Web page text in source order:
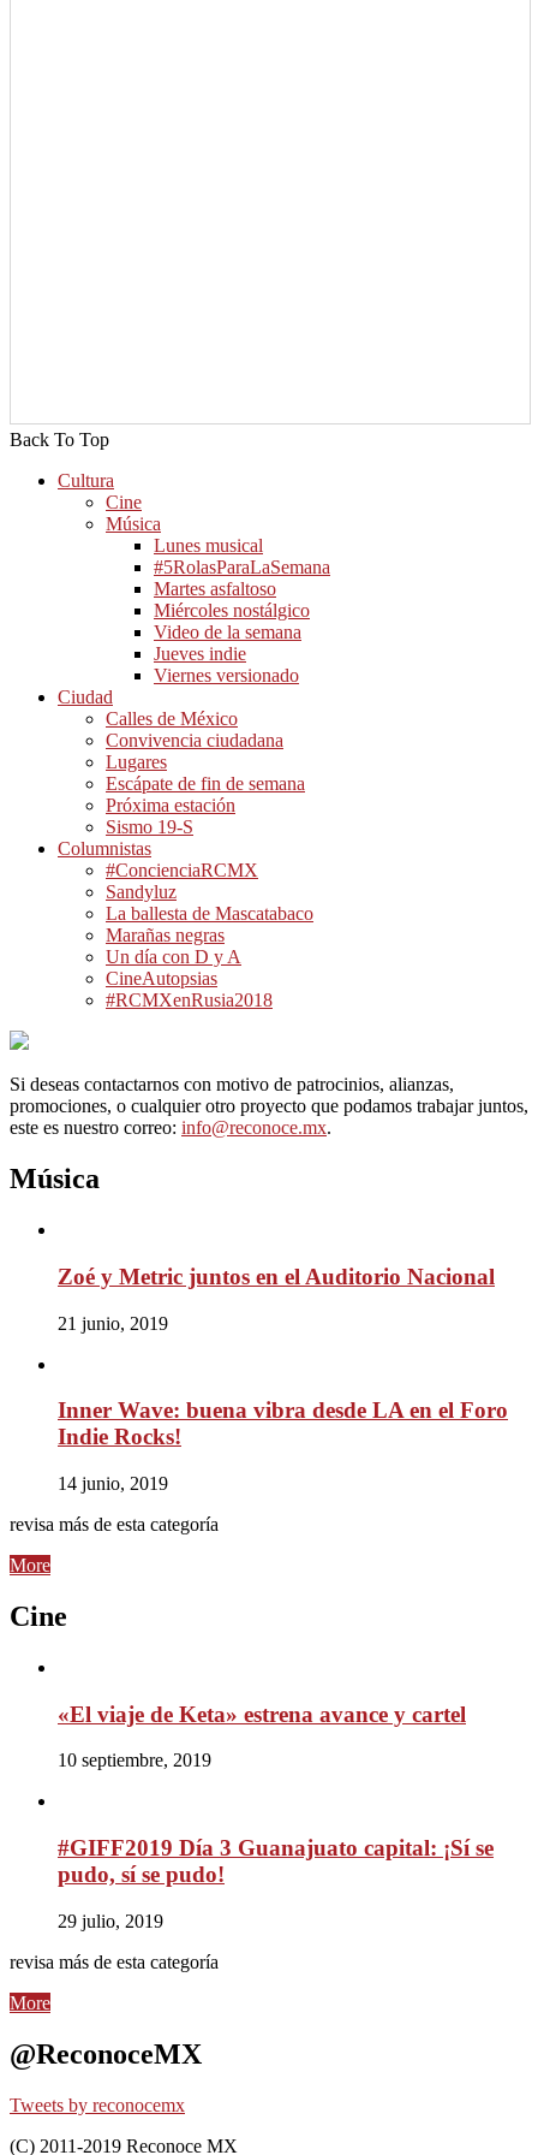
Back To Top
Cultura
Cine
Música
Lunes musical
#5RolasParaLaSemana
Martes asfaltoso
Miércoles nostálgico
Video de la semana
Jueves indie
Viernes versionado
Ciudad
Calles de México
Convivencia ciudadana
Lugares
Escápate de fin de semana
Próxima estación
Sismo 19-S
Columnistas
#ConcienciaRCMX
Sandyluz
La ballesta de Mascatabaco
Marañas negras
Un día con D y A
CineAutopsias
#RCMXenRusia2018
Si deseas contactarnos con motivo de patrocinios, alianzas,
promociones, o cualquier otro proyecto que podamos trabajar juntos,
este es nuestro correo: info@reconoce.mx.
Música
Zoé y Metric juntos en el Auditorio Nacional
21 junio, 2019
Inner Wave: buena vibra desde LA en el Foro
Indie Rocks!
14 junio, 2019
revisa más de esta categoría
More
Cine
«El viaje de Keta» estrena avance y cartel
10 septiembre, 2019
#GIFF2019 Día 3 Guanajuato capital: ¡Sí se
pudo, sí se pudo!
29 julio, 2019
revisa más de esta categoría
More
@ReconoceMX
Tweets by reconocemx
(C) 2011-2019 Reconoce MX